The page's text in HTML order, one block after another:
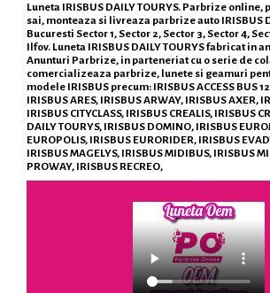
Luneta IRISBUS DAILY TOURYS. Parbrize
sai, monteaza si livreaza parbrize auto IRISBUS
Bucuresti Sector 1, Sector 2, Sector 3, Sector 4,
Ilfov. Luneta IRISBUS DAILY TOURYS fabricat in
Anunturi Parbrize, in parteneriat cu o serie de
comercializeaza parbrize, lunete si geamuri
modele IRISBUS precum: IRISBUS ACCESS BUS
IRISBUS ARES, IRISBUS ARWAY, IRISBUS AXER,
IRISBUS CITYCLASS, IRISBUS CREALIS, IRISBUS
DAILY TOURYS, IRISBUS DOMINO, IRISBUS
EUROPOLIS, IRISBUS EURORIDER, IRISBUS
IRISBUS MAGELYS, IRISBUS MIDIBUS, IRISBUS
PROWAY, IRISBUS RECREO,